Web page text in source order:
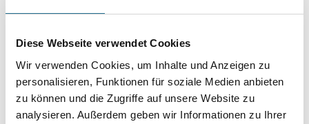
Diese Webseite verwendet Cookies
Wir verwenden Cookies, um Inhalte und Anzeigen zu
personalisieren, Funktionen für soziale Medien anbieten
zu können und die Zugriffe auf unsere Website zu
analysieren. Außerdem geben wir Informationen zu Ihrer
Breite in centimeter